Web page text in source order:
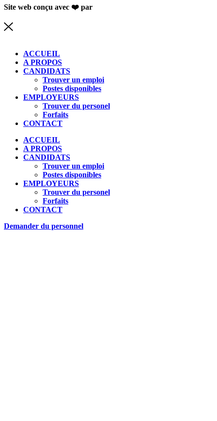
Site web conçu avec ❤️ par
ACCUEIL
A PROPOS
CANDIDATS
Trouver un emploi
Postes disponibles
EMPLOYEURS
Trouver du personel
Forfaits
CONTACT
ACCUEIL
A PROPOS
CANDIDATS
Trouver un emploi
Postes disponibles
EMPLOYEURS
Trouver du personel
Forfaits
CONTACT
Demander du personnel